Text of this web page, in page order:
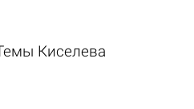
Киселева